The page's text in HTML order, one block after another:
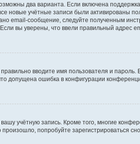
два варианта. Если включена
новые учётные записи были активированы
email-сообщение, следуйте полученным
вы уверены, что ввели правильный адрес
вводите имя пользователя и
допущена ошибка в конфигурации
учётную запись. Кроме того, многие
попробуйте зарегистрироваться